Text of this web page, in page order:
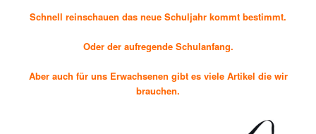
Schnell reinschauen das neue Schuljahr kommt bestimmt.
Oder der aufregende Schulanfang.
Aber auch für uns Erwachsenen gibt es viele Artikel die wir
brauchen.